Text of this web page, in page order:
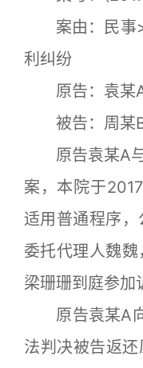
案由：民事>
利纠纷
原告：袁某A
被告：周
原告袁某A与
案，本院于
适用普通程序
委托代理人魏魏
梁珊珊到庭参加
原告袁某A向
法判决被告返